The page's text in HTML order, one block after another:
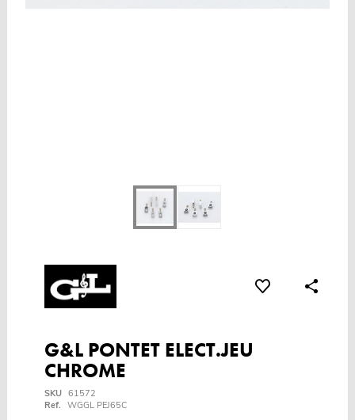
G&L PONTET ELECT.JEU
CHROME
SKU 61572
Ref. WGGL PEJ65C